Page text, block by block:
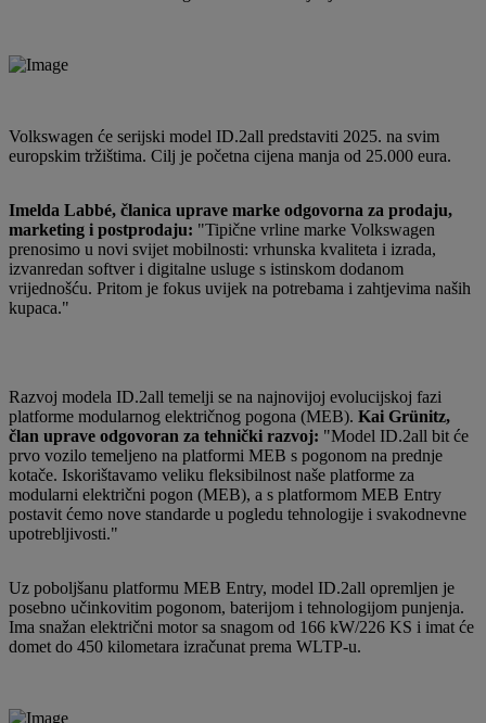
Volkswagen će serijski model ID.2all predstaviti 2025. na svim
europskim tržištima. Cilj je početna cijena manja od 25.000 eura.
Imelda Labbé, članica uprave marke odgovorna za prodaju,
marketing i postprodaju: "Tipične vrline marke Volkswagen
prenosimo u novi svijet mobilnosti: vrhunska kvaliteta i izrada,
izvanredan softver i digitalne usluge s istinskom dodanom
vrijednošću. Pritom je fokus uvijek na potrebama i zahtjevima naših
kupaca."
Razvoj modela ID.2all temelji se na najnovijoj evolucijskoj fazi
platforme modularnog električnog pogona (MEB). Kai Grünitz,
član uprave odgovoran za tehnički razvoj: "Model ID.2all bit će
prvo vozilo temeljeno na platformi MEB s pogonom na prednje
kotače. Iskorištavamo veliku fleksibilnost naše platforme za
modularni električni pogon (MEB), a s platformom MEB Entry
postavit ćemo nove standarde u pogledu tehnologije i svakodnevne
upotrebljivosti."
Uz poboljšanu platformu MEB Entry, model ID.2all opremljen je
posebno učinkovitim pogonom, baterijom i tehnologijom punjenja.
Ima snažan električni motor sa snagom od 166 kW/226 KS i imat će
domet do 450 kilometara izračunat prema WLTP-u.